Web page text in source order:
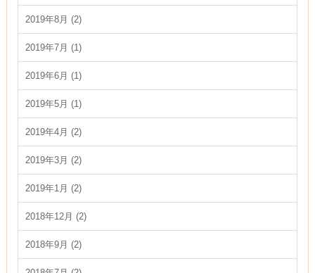
2019年8月 (2)
2019年7月 (1)
2019年6月 (1)
2019年5月 (1)
2019年4月 (2)
2019年3月 (2)
2019年1月 (2)
2018年12月 (2)
2018年9月 (2)